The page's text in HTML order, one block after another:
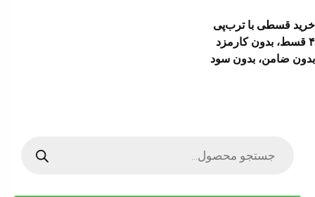
خرید قسطی با ترب‌پی
۴ قسط، بدون کارمزد
بدون ضامن، بدون سود